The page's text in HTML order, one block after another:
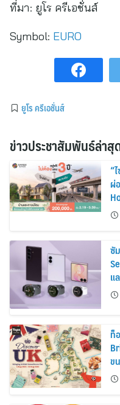
ที่มา: ยูโร ครีเอชั่นส์
Symbol: EURO
ยูโร ครีเอชั่นส์
ข่าวประชาสัมพันธ์ล่าสุ
“
ผ่
ส่
ซั
แ
ท็
ข
อ
สิ